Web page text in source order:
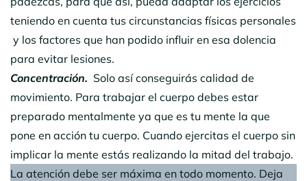
teniendo en cuenta tus circunstancias físicas personales
y los factores que han podido influir en esa dolencia
para evitar lesiones.
Concentración. Solo así conseguirás calidad de
movimiento. Para trabajar el cuerpo debes estar
preparado mentalmente ya que es tu mente la que
pone en acción tu cuerpo. Cuando ejercitas el cuerpo sin
implicar la mente estás realizando la mitad del trabajo.
La atención debe ser máxima en todo momento. Deja